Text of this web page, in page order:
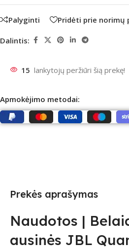
Palyginti Pridėti prie norimų
Dalintis:
15 lankytojų peržiūri šią prekę!
Apmokėjimo metodai:
Prekės aprašymas
Naudotos |
ausinės JBL